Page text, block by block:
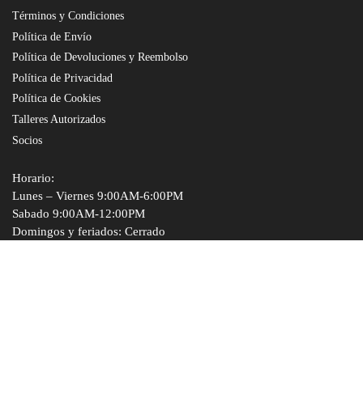
Términos y Condiciones
Política de Envío
Política de Devoluciones y Reembolso
Política de Privacidad
Política de Cookies
Talleres Autorizados
Socios
Horario:
Lunes – Viernes 9:00AM-6:00PM
Sabado 9:00AM-12:00PM
Domingos y feriados: Cerrado